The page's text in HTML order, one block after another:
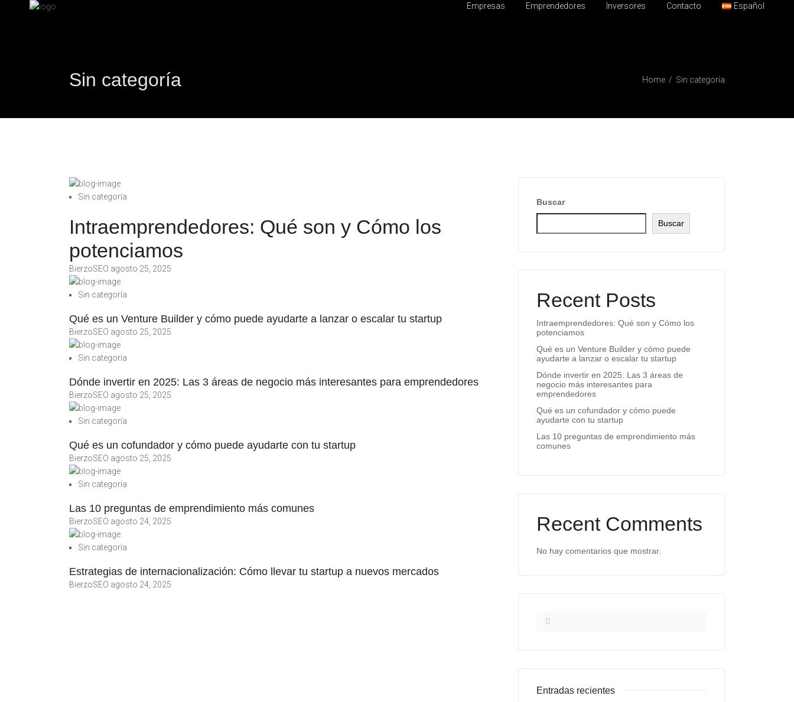
Empresas Emprendedores Inversores Contacto Español
Sin categoría Home Sin categoría
Sin categoría
Intraemprendedores: Qué son y Cómo los
potenciamos
BierzoSEO agosto 25, 2025
Sin categoría
Qué es un Venture Builder y cómo puede ayudarte a lanzar o escalar tu startup
BierzoSEO agosto 25, 2025
Sin categoría
Dónde invertir en 2025: Las 3 áreas de negocio más interesantes para emprendedores
BierzoSEO agosto 25, 2025
Sin categoría
Qué es un cofundador y cómo puede ayudarte con tu startup
BierzoSEO agosto 25, 2025
Sin categoría
Las 10 preguntas de emprendimiento más comunes
BierzoSEO agosto 24, 2025
Sin categoría
Estrategias de internacionalización: Cómo llevar tu startup a nuevos mercados
BierzoSEO agosto 24, 2025
Buscar
Buscar
Recent Posts
Intraemprendedores: Qué son y Cómo los
potenciamos
Qué es un Venture Builder y cómo puede
ayudarte a lanzar o escalar tu startup
Dónde invertir en 2025: Las 3 áreas de
negocio más interesantes para
emprendedores
Qué es un cofundador y cómo puede
ayudarte con tu startup
Las 10 preguntas de emprendimiento más
comunes
Recent Comments
No hay comentarios que mostrar.
Entradas recientes